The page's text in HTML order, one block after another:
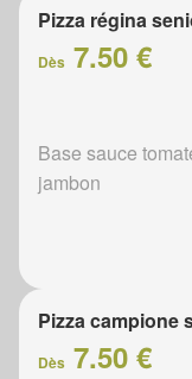
Pizza régina
Dès 7.50 €
Base sauce
jambon
Pizza campione
Dès 7.50 €